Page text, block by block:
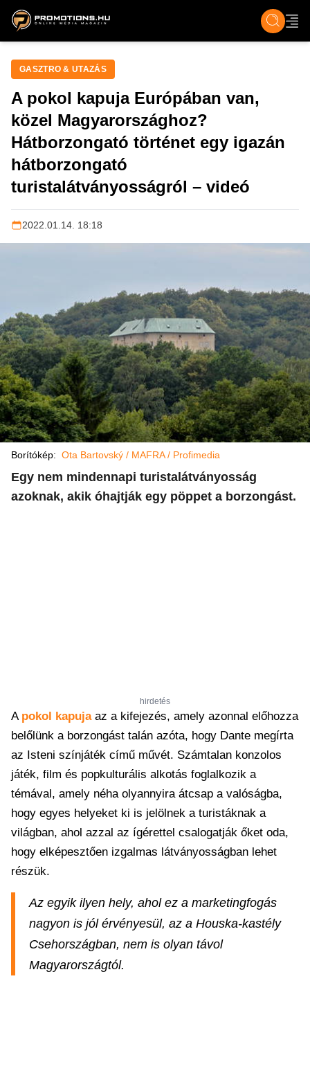
ZENE, FILM & KULT ÉLET TECH &
GASZTRO & UTAZÁS
A pokol kapuja Európában van,
közel Magyarországhoz?
Hátborzongató történet egy igazán
hátborzongató
turistalátványosságról – videó
2022.01.14. 18:18
Borítókép: Ota Bartovský / MAFRA / Profimedia
Egy nem mindennapi turistalátványosság
azoknak, akik óhajtják egy pöppet a borzongást.
hirdetés
A pokol kapujaaz a kifejezés, amely azonnal előhozza
belőlünk a borzongást talán azóta, hogy Dante megírta
az Isteni színjáték című művét. Számtalan konzolos
játék, film és popkulturális alkotás foglalkozik a
témával, amely néha olyannyira átcsap a valóságba,
hogy egyes helyeket ki is jelölnek a turistáknak a
világban, ahol azzal az ígérettel csalogatják őket oda,
hogy elképesztően izgalmas látványosságban lehet
részük.
Az egyik ilyen hely, ahol ez a marketingfogás
nagyon is jól érvényesül, az a Houska-kastély
Csehországban, nem is olyan távol
Magyarországtól.